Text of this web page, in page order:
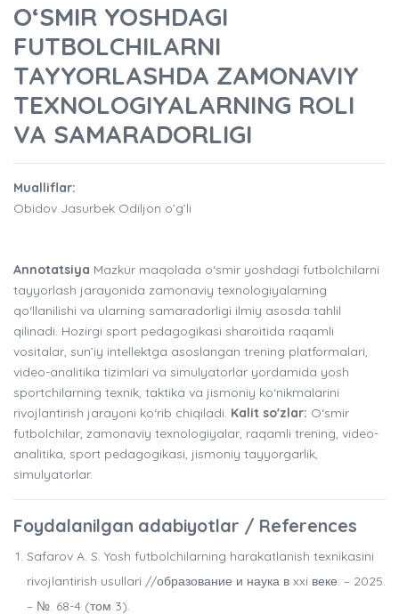
O‘SMIR YOSHDAGI
FUTBOLCHILARNI
TAYYORLASHDA ZAMONAVIY
TEXNOLOGIYALARNING ROLI
VA SAMARADORLIGI
Mualliflar:
Obidov Jasurbek Odiljon o’g’li
Annotatsiya Mazkur maqolada o‘smir yoshdagi futbolchilarni
tayyorlash jarayonida zamonaviy texnologiyalarning
qo‘llanilishi va ularning samaradorligi ilmiy asosda tahlil
qilinadi. Hozirgi sport pedagogikasi sharoitida raqamli
vositalar, sun’iy intellektga asoslangan trening platformalari,
video-analitika tizimlari va simulyatorlar yordamida yosh
sportchilarning texnik, taktika va jismoniy ko‘nikmalarini
rivojlantirish jarayoni ko‘rib chiqiladi. Kalit so'zlar: O‘smir
futbolchilar, zamonaviy texnologiyalar, raqamli trening, video-
analitika, sport pedagogikasi, jismoniy tayyorgarlik,
simulyatorlar.
Foydalanilgan adabiyotlar / References
Safarov A. S. Yosh futbolchilarning harakatlanish texnikasini
rivojlantirish usullari //образование и наука в xxi веке. – 2025.
– №. 68-4 (том 3).